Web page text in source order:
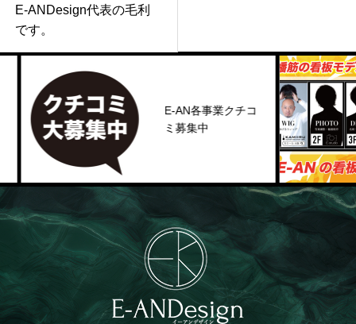
E-ANDesign代表の毛利
です。
E-AN各事業クチコ
ミ募集中